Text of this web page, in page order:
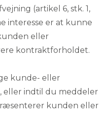
(artikel 6, stk. 1,
interesse er at kunne
eller
kontraktforholdet.
kunde- eller
eller indtil du meddeler
kunden eller